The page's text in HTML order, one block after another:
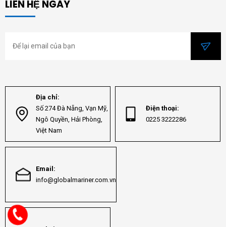
LIÊN HỆ NGAY
Địa chỉ:
Số 274 Đà Nẵng, Vạn Mỹ,
Ngô Quyền, Hải Phòng,
Việt Nam
Điện thoại:
0225 3222286
Email:
info@globalmariner.com.vn